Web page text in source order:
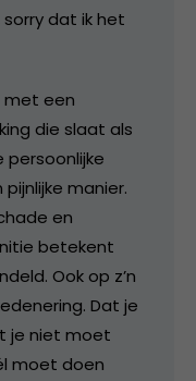
sorry dat ik het
met een
die slaat als
persoonlijke
manier.
en
betekent
Ook op z’n
Dat je
je niet moet
moet doen